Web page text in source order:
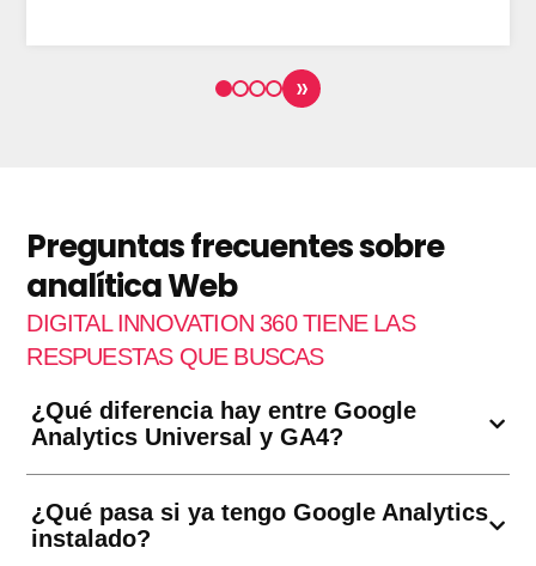
»
Preguntas frecuentes sobre
analítica Web
DIGITAL INNOVATION 360 TIENE LAS
RESPUESTAS QUE BUSCAS
¿Qué diferencia hay entre Google
Analytics Universal y GA4?
¿Qué pasa si ya tengo Google Analytics
instalado?